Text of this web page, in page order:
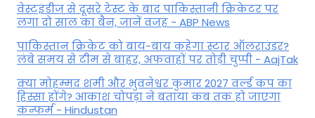
वेस्टइंडीज से दूसरे टेस्ट के बाद पाकिस्तानी क्रिकेटर पर
लगा दो साल का बैन, जानें वजह - ABP News
पाकिस्तान क्रिकेट को बाय-बाय कहेगा स्टार ऑलराउंडर?
लंबे समय से टीम से बाहर, अफवाहों पर तोड़ी चुप्पी - AajTak
क्या मोहम्मद शमी और भुवनेश्वर कुमार 2027 वर्ल्ड कप का
हिस्सा होंगे? आकाश चोपड़ा ने बताया कब तक हो जाएगा
कन्फर्म - Hindustan